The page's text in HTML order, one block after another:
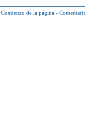
Comienzo de la página -